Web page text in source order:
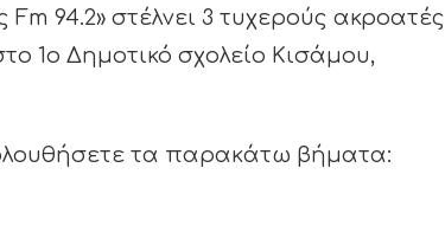
94.2» στέλνει 3 τυχερούς ακροατές
1ο Δημοτικό σχολείο Κισάμου,
τα παρακάτω βήματα: